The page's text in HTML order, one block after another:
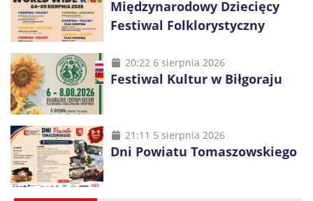
Międzynarodowy Dziecięcy
Festiwal Folklorystyczny
20:22 6 sierpnia 2026
Festiwal Kultur w Biłgoraju
21:11 5 sierpnia 2026
Dni Powiatu Tomaszowskiego